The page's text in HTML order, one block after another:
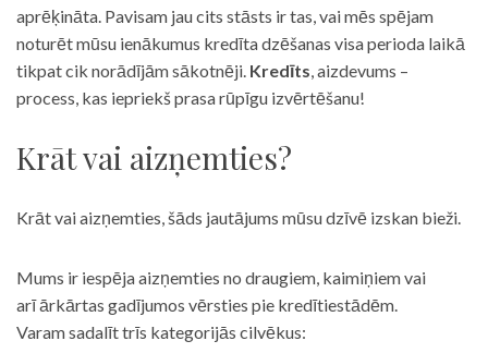
aprēķināta. Pavisam jau cits stāsts ir tas, vai mēs spējam
noturēt mūsu ienākumus kredīta dzēšanas visa perioda laikā
tikpat cik norādījām sākotnēji. Kredīts, aizdevums –
process, kas iepriekš prasa rūpīgu izvērtēšanu!
Krāt vai aizņemties?
Krāt vai aizņemties, šāds jautājums mūsu dzīvē izskan bieži.
Mums ir iespēja aizņemties no draugiem, kaimiņiem vai
arī ārkārtas gadījumos vērsties pie kredītiestādēm.
Varam sadalīt trīs kategorijās cilvēkus: